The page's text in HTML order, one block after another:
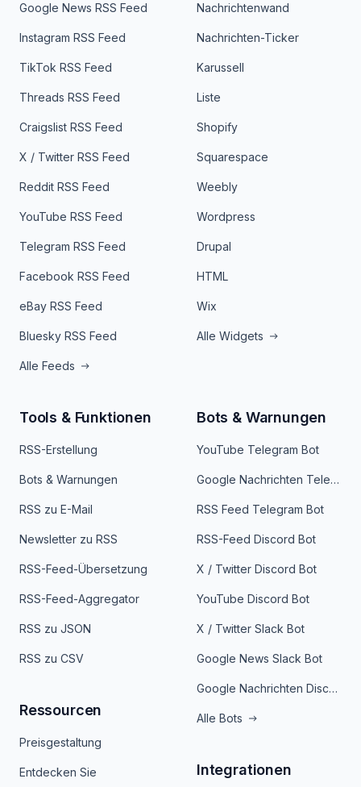
Google News RSS Feed
Instagram RSS Feed
TikTok RSS Feed
Threads RSS Feed
Craigslist RSS Feed
X / Twitter RSS Feed
Reddit RSS Feed
YouTube RSS Feed
Telegram RSS Feed
Facebook RSS Feed
eBay RSS Feed
Bluesky RSS Feed
Alle Feeds
Nachrichtenwand
Nachrichten-Ticker
Karussell
Liste
Shopify
Squarespace
Weebly
Wordpress
Drupal
HTML
Wix
Alle Widgets
Tools & Funktionen
RSS-Erstellung
Bots & Warnungen
RSS zu E-Mail
Newsletter zu RSS
RSS-Feed-Übersetzung
RSS-Feed-Aggregator
RSS zu JSON
RSS zu CSV
Ressourcen
Preisgestaltung
Entdecken Sie
Bots & Warnungen
YouTube Telegram Bot
Google Nachrichten Telegram Bot
RSS Feed Telegram Bot
RSS-Feed Discord Bot
X / Twitter Discord Bot
YouTube Discord Bot
X / Twitter Slack Bot
Google News Slack Bot
Google Nachrichten Discord Bot
Alle Bots
Integrationen